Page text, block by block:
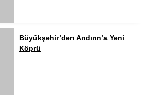
Büyükşehir’den Andırın’a Yeni
Köprü